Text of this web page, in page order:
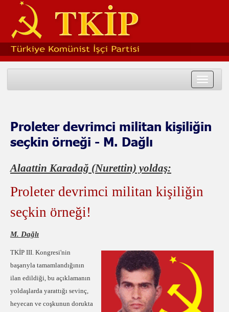
Toggle
Proleter devrimci militan kişiliğin
seçkin örneği - M. Dağlı
Alaattin Karadağ (Nurettin) yoldaş:
Proleter devrimci militan kişiliğin
seçkin örneği!
M. Dağlı
TKİP III. Kongresi'nin
başarıyla tamamlandığının
ilan edildiği, bu açıklamanın
yoldaşlarda yarattığı sevinç,
heyecan ve coşkunun dorukta